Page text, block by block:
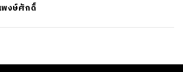
งษ์ศักดิ์